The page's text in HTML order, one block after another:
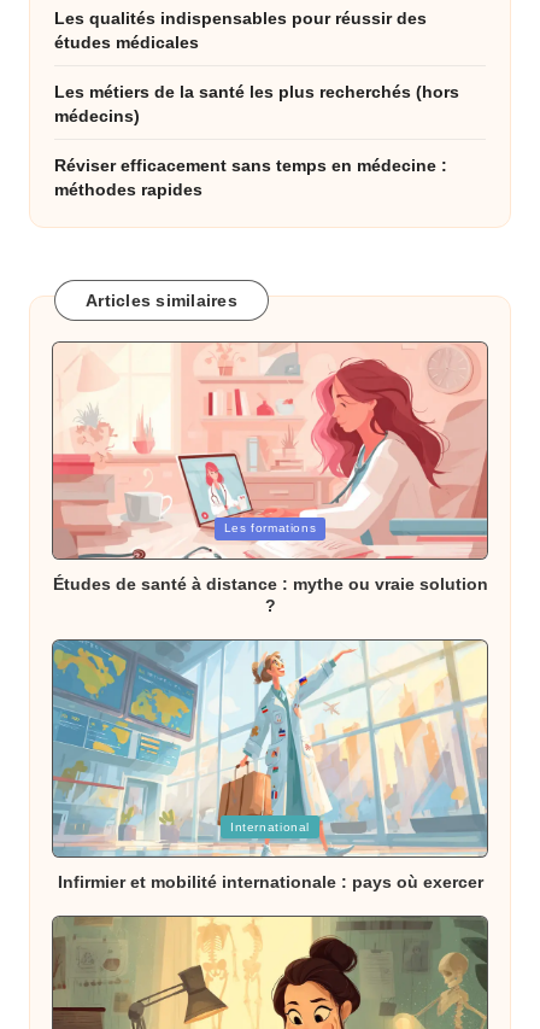
Les qualités indispensables pour réussir des
études médicales
Les métiers de la santé les plus recherchés (hors
médecins)
Réviser efficacement sans temps en médecine :
méthodes rapides
Articles similaires
Posted
in
Les formations
Études de santé à distance : mythe ou vraie solution
?
Posted
in
International
Infirmier et mobilité internationale : pays où exercer